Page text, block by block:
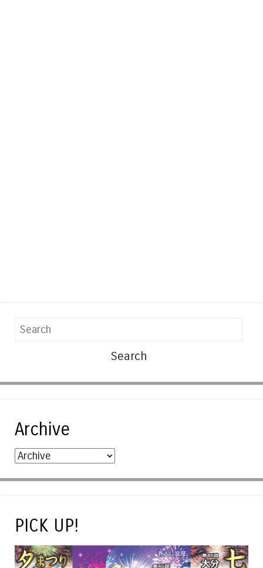
Search
Archive
PICK UP!